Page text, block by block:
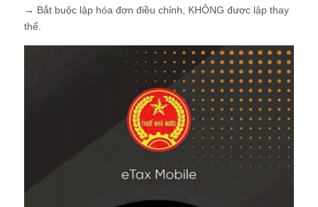
→ Bắt buộc lập hóa đơn điều chỉnh, KHÔNG được lập thay
thế.